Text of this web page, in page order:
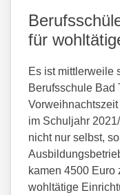
für
Es ist mittlerweile
Berufsschule Bad
im Schuljahr
nicht nur selbst,
kamen 4500 Euro
wohltätige